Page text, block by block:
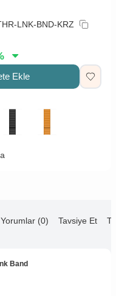
LNK-BND-KRZ
Ekle
Yorumlar (0) Tavsiye Et
Band